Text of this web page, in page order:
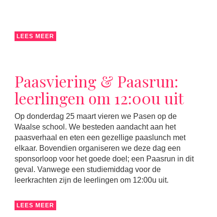
LEES MEER
Paasviering & Paasrun:
leerlingen om 12:00u uit
Op donderdag 25 maart vieren we Pasen op de
Waalse school. We besteden aandacht aan het
paasverhaal en eten een gezellige paaslunch met
elkaar. Bovendien organiseren we deze dag een
sponsorloop voor het goede doel; een Paasrun in dit
geval. Vanwege een studiemiddag voor de
leerkrachten zijn de leerlingen om 12:00u uit.
LEES MEER